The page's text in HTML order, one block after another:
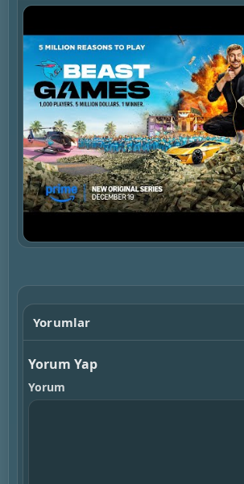
Yorumlar
Yorum Yap
Yorum